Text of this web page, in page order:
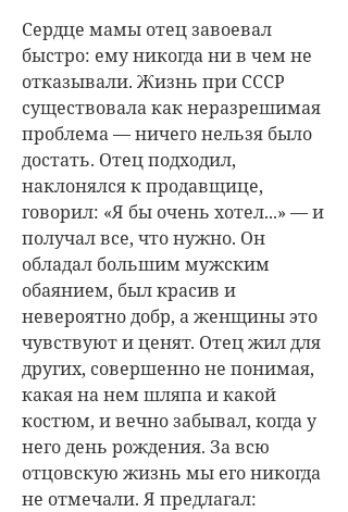
Сердце мамы отец завоевал
быстро: ему никогда ни в чем не
отказывали. Жизнь при СССР
существовала как неразрешимая
проблема — ничего нельзя было
достать. Отец подходил,
наклонялся к продавщице,
говорил: «Я бы очень хотел...» — и
получал все, что нужно. Он
обладал большим мужским
обаянием, был красив и
невероятно добр, а женщины это
чувствуют и ценят. Отец жил для
других, совершенно не понимая,
какая на нем шляпа и какой
костюм, и вечно забывал, когда у
него день рождения. За всю
отцовскую жизнь мы его никогда
не отмечали. Я предлагал: